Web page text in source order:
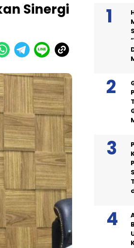
Sinergi